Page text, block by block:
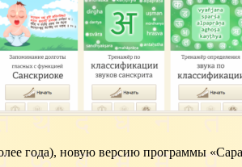
года), новую версию программы